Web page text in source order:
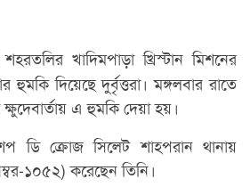
খাদিমপাড়া খ্রিস্টান মিশনের
দিয়েছে দুর্বৃত্তরা। মঙ্গলবার রাতে
এ হুমকি দেয়া হয়।
ডি ক্রোজ সিলেট শাহ্পরান থানায়
১০৫২) করেছেন তিনি।